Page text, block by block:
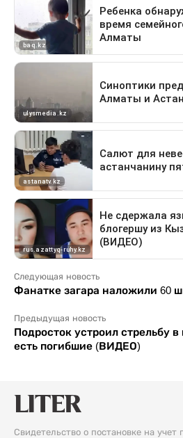
Следующая новость
Фанатке загара наложили 60
Предыдущая новость
Подросток устроил стрельбу
есть погибшие (ВИДЕО)
Свидетельство о постановке на учет